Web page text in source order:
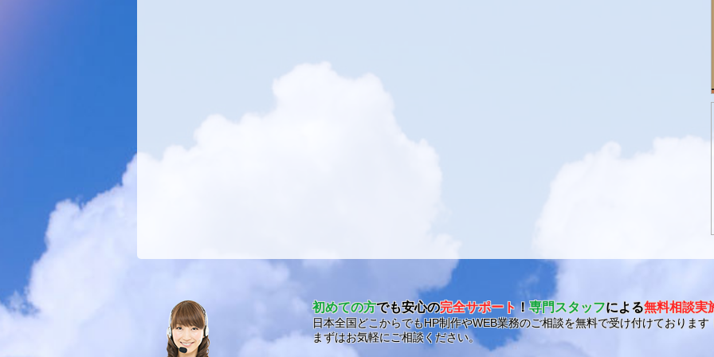
初めての方でも安心の完全サポート！専門スタッフによる無料相談実
日本全国どこからでもHP制作やWEB業務のご相談を無料で受け付けております
まずはお気軽にご相談ください。